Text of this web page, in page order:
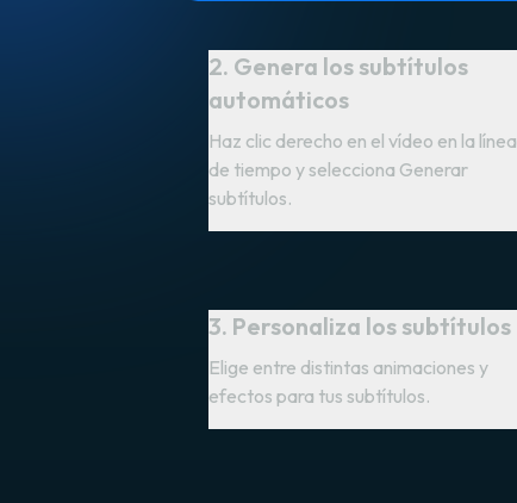
2. Genera los subtítulos
automáticos
Haz clic derecho en el vídeo en la línea
de tiempo y selecciona Generar
subtítulos.
3. Personaliza los subtítulos
Elige entre distintas animaciones y
efectos para tus subtítulos.